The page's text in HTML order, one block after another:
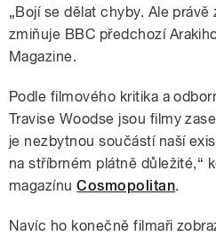
„Bojí se dělat chyby. Ale
zmiňuje BBC předchozí
Magazine.
Podle filmového kritika a
Travise Woodse jsou filmy
je nezbytnou součástí naší
na stříbrném plátně důležité,“
magazínu Cosmopolitan.
Navíc ho konečně filmaři